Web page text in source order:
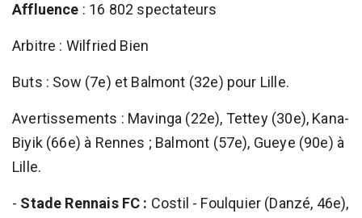
Affluence : 16 802 spectateurs
Arbitre : Wilfried Bien
Buts : Sow (7e) et Balmont (32e) pour Lille.
Avertissements : Mavinga (22e), Tettey (30e), Kana-
Biyik (66e) à Rennes ; Balmont (57e), Gueye (90e) à
Lille.
- Stade Rennais FC : Costil - Foulquier (Danzé, 46e),